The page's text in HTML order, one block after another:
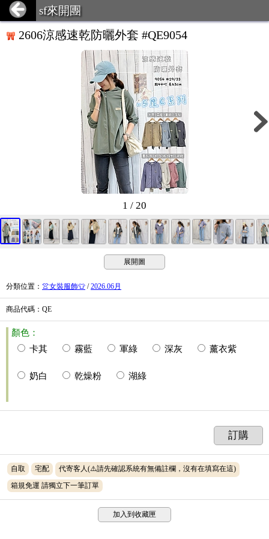
sf來開團
2606涼感速乾防曬外套 #QE9054
1 / 20
展開圖
分類位置 ： 👚女裝服飾👕 /2026.06月
商品代碼 ：QE
顏色：
卡其
霧藍 軍綠 深灰 薰衣紫
奶白 乾燥粉 湖綠
訂購
自取 宅配
代寄客人(⚠️請先確認系統有無備註欄，沒有在填寫在這)
箱規免運 請獨立下一筆訂單
加入到收藏匣